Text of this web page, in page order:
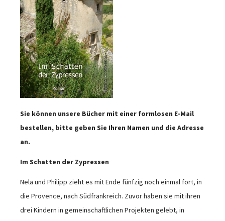
Sie können unsere Bücher mit einer formlosen E-Mail
bestellen, bitte geben Sie Ihren Namen und die Adresse
an.
Im Schatten der Zypressen
Nela und Philipp zieht es mit Ende fünfzig noch einmal fort, in
die Provence, nach Südfrankreich. Zuvor haben sie mit ihren
drei Kindern in gemeinschaftlichen Projekten gelebt, in